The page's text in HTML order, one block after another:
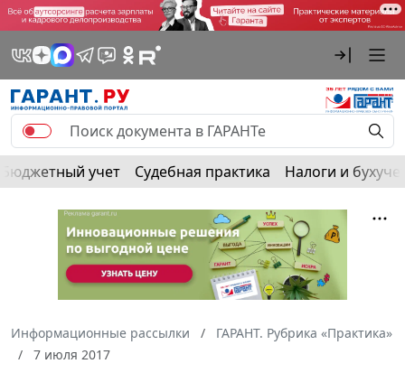
Бюджетный учет Судебная практика Налоги и
Информационные рассылки
ГАРАНТ. Рубрика «Практика»
7 июля 2017